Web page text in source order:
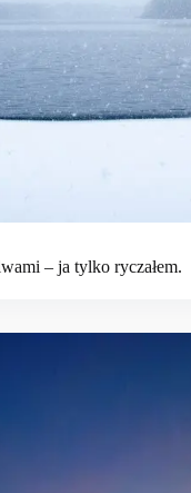
– ja tylko ryczałem.